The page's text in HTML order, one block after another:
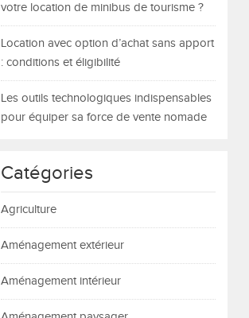
votre location de minibus de tourisme ?
Location avec option d’achat sans apport
: conditions et éligibilité
Les outils technologiques indispensables
pour équiper sa force de vente nomade
Catégories
Agriculture
Aménagement extérieur
Aménagement intérieur